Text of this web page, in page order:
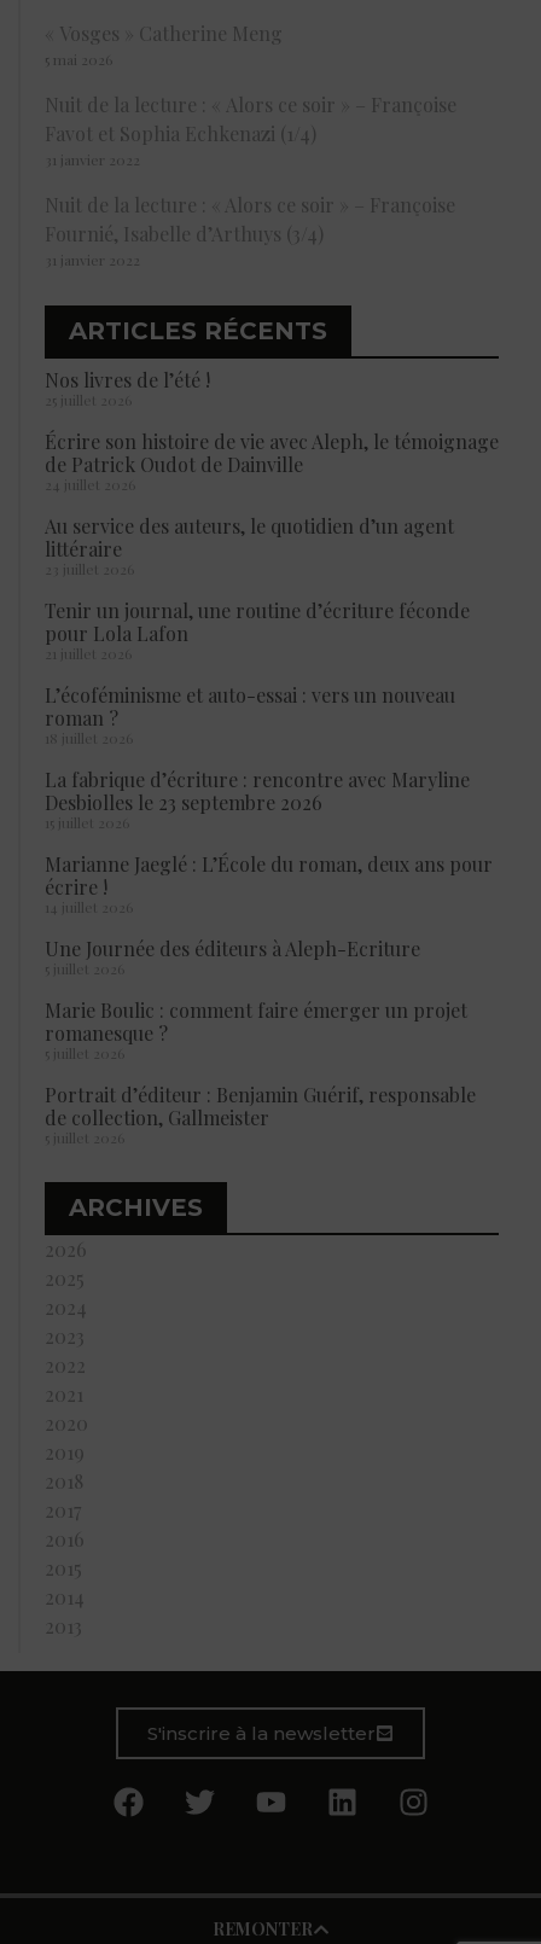
« Vosges » Catherine Meng
5 mai 2026
Nuit de la lecture : « Alors ce soir » – Françoise
Favot et Sophia Echkenazi (1/4)
31 janvier 2022
Nuit de la lecture : « Alors ce soir » – Françoise
Fournié, Isabelle d’Arthuys (3/4)
31 janvier 2022
ARTICLES RÉCENTS
Nos livres de l’été !
25 juillet 2026
Écrire son histoire de vie avec Aleph, le témoignage
de Patrick Oudot de Dainville
24 juillet 2026
Au service des auteurs, le quotidien d’un agent
littéraire
23 juillet 2026
Tenir un journal, une routine d’écriture féconde
pour Lola Lafon
21 juillet 2026
L’écoféminisme et auto-essai : vers un nouveau
roman ?
18 juillet 2026
La fabrique d’écriture : rencontre avec Maryline
Desbiolles le 23 septembre 2026
15 juillet 2026
Marianne Jaeglé : L’École du roman, deux ans pour
écrire !
14 juillet 2026
Une Journée des éditeurs à Aleph-Ecriture
5 juillet 2026
Marie Boulic : comment faire émerger un projet
romanesque ?
5 juillet 2026
Portrait d’éditeur : Benjamin Guérif, responsable
de collection, Gallmeister
5 juillet 2026
ARCHIVES
2026
2025
2024
2023
2022
2021
2020
2019
2018
2017
2016
2015
2014
2013
S'inscrire à la newsletter
REMONTER